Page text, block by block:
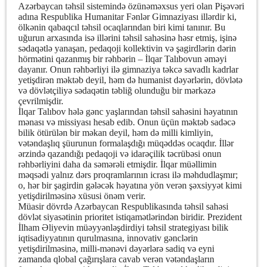
Azərbaycan təhsil sistemində özünəməxsus yeri olan Pişəvəri
adına Respublika Humanitar Fənlər Gimnaziyası illərdir ki,
ölkənin qabaqcıl təhsil ocaqlarından biri kimi tanınır. Bu
uğurun arxasında isə illərini təhsil sahəsinə həsr etmiş, işinə
sədaqətlə yanaşan, pedaqoji kollektivin və şagirdlərin dərin
hörmətini qazanmış bir rəhbərin – İlqar Talıbovun əməyi
dayanır. Onun rəhbərliyi ilə gimnaziya təkcə savadlı kadrlar
yetişdirən məktəb deyil, həm də humanist dəyərlərin, dövlətə
və dövlətçiliyə sədaqətin təbliğ olunduğu bir mərkəzə
çevrilmişdir.
İlqar Talıbov hələ gənc yaşlarından təhsil sahəsini həyatının
mənası və missiyası hesab edib. Onun üçün məktəb sadəcə
bilik ötürülən bir məkan deyil, həm də milli kimliyin,
vətəndaşlıq şüurunun formalaşdığı müqəddəs ocaqdır. İllər
ərzində qazandığı pedaqoji və idarəçilik təcrübəsi onun
rəhbərliyini daha da səmərəli etmişdir. İlqar müəllimin
məqsədi yalnız dərs proqramlarının icrası ilə məhdudlaşmır;
o, hər bir şagirdin gələcək həyatına yön verən şəxsiyyət kimi
yetişdirilməsinə xüsusi önəm verir.
Müasir dövrdə Azərbaycan Respublikasında təhsil sahəsi
dövlət siyasətinin prioritet istiqamətlərindən biridir. Prezident
İlham Əliyevin müəyyənləşdirdiyi təhsil strategiyası bilik
iqtisadiyyatının qurulmasına, innovativ gənclərin
yetişdirilməsinə, milli-mənəvi dəyərlərə sadiq və eyni
zamanda qlobal çağırışlara cavab verən vətəndaşların